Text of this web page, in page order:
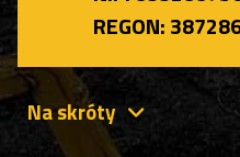
REGON:
Na skróty